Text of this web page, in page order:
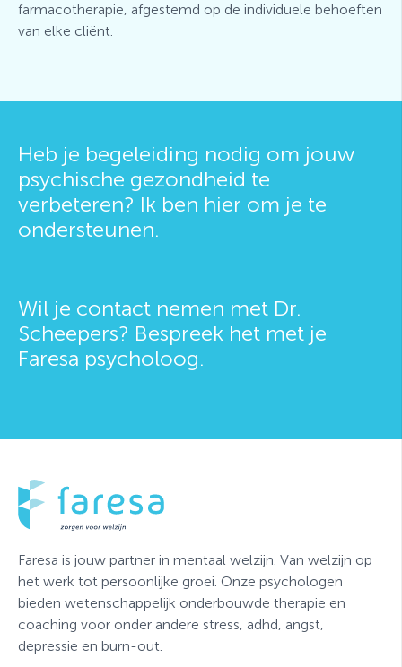
farmacotherapie, afgestemd op de individuele behoeften
van elke cliënt.
Heb je begeleiding nodig om jouw
psychische gezondheid te
verbeteren? Ik ben hier om je te
ondersteunen.
Wil je contact nemen met Dr.
Scheepers? Bespreek het met je
Faresa psycholoog.
Faresa is jouw partner in mentaal welzijn. Van welzijn op
het werk tot persoonlijke groei. Onze psychologen
bieden wetenschappelijk onderbouwde therapie en
coaching voor onder andere stress, adhd, angst,
depressie en burn-out.